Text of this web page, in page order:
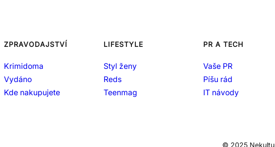
ZPRAVODAJSTVÍ
Krimidoma
Vydáno
Kde nakupujete
LIFESTYLE
Styl ženy
Reds
Teenmag
PR A TECH
Vaše PR
Píšu rád
IT návody
© 2025